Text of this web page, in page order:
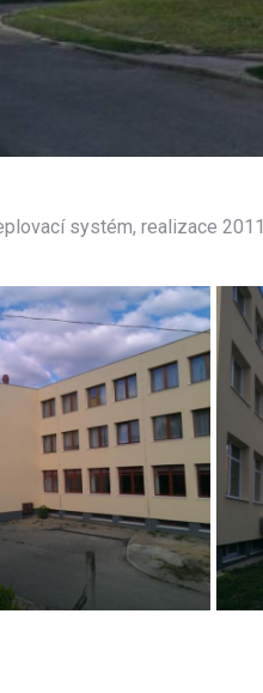
systém, realizace 2011